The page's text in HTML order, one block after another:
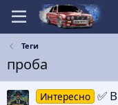
Теги
проба
Интересно ✅